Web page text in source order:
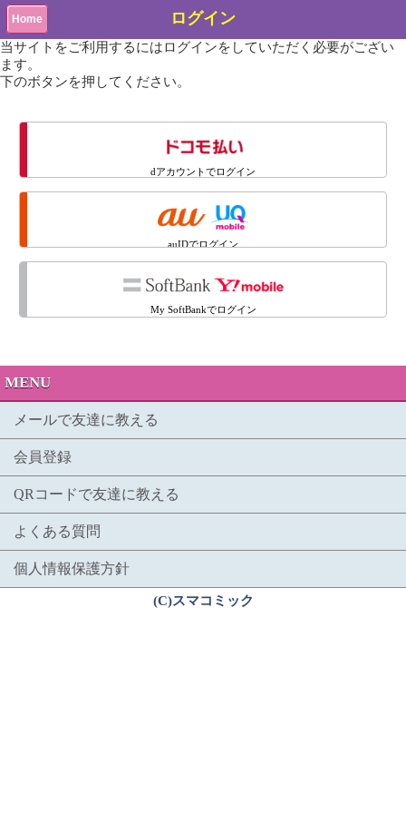
Home ログイン
当サイトをご利用するにはログインをしていただく必要がござい
ます。
下のボタンを押してください。
dアカウントでログイン
auIDでログイン
My SoftBankでログイン
MENU
メールで友達に教える
会員登録
QRコードで友達に教える
よくある質問
個人情報保護方針
(C)スマコミック